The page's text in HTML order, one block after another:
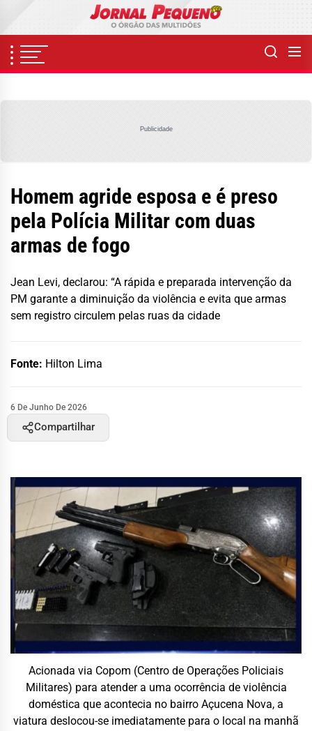
content
Publicidade
Homem agride esposa e é preso
pela Polícia Militar com duas
armas de fogo
Jean Levi, declarou: “A rápida e preparada intervenção da
PM garante a diminuição da violência e evita que armas
sem registro circulem pelas ruas da cidade
Fonte: Hilton Lima
6 De Junho De 2026
Compartilhar
Acionada via Copom (Centro de Operações Policiais
Militares) para atendera uma ocorrência deviolência
doméstica que acontecia no bairro Açucena Nova, a
viatura deslocou-se imediatamente para o local na manhã